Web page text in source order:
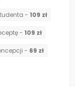
- 109 zł
- 109 zł
- 69 zł